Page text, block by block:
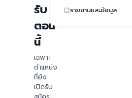
รับ
ตอน
นี้
เฉพาะ
ตำแหน่ง
ที่ยัง
เปิดรับ
รายงานและข้อมูล